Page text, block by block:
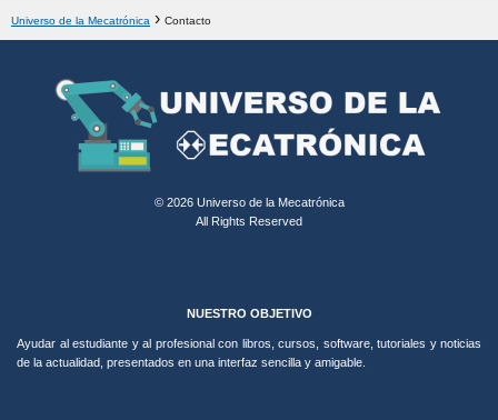
Universo de la Mecatrónica Contacto
© 2026 Universo de la Mecatrónica
All Rights Reserved
NUESTRO OBJETIVO
Ayudar al estudiante y al profesional con libros, cursos, software, tutoriales y noticias
de la actualidad, presentados en una interfaz sencilla y amigable.